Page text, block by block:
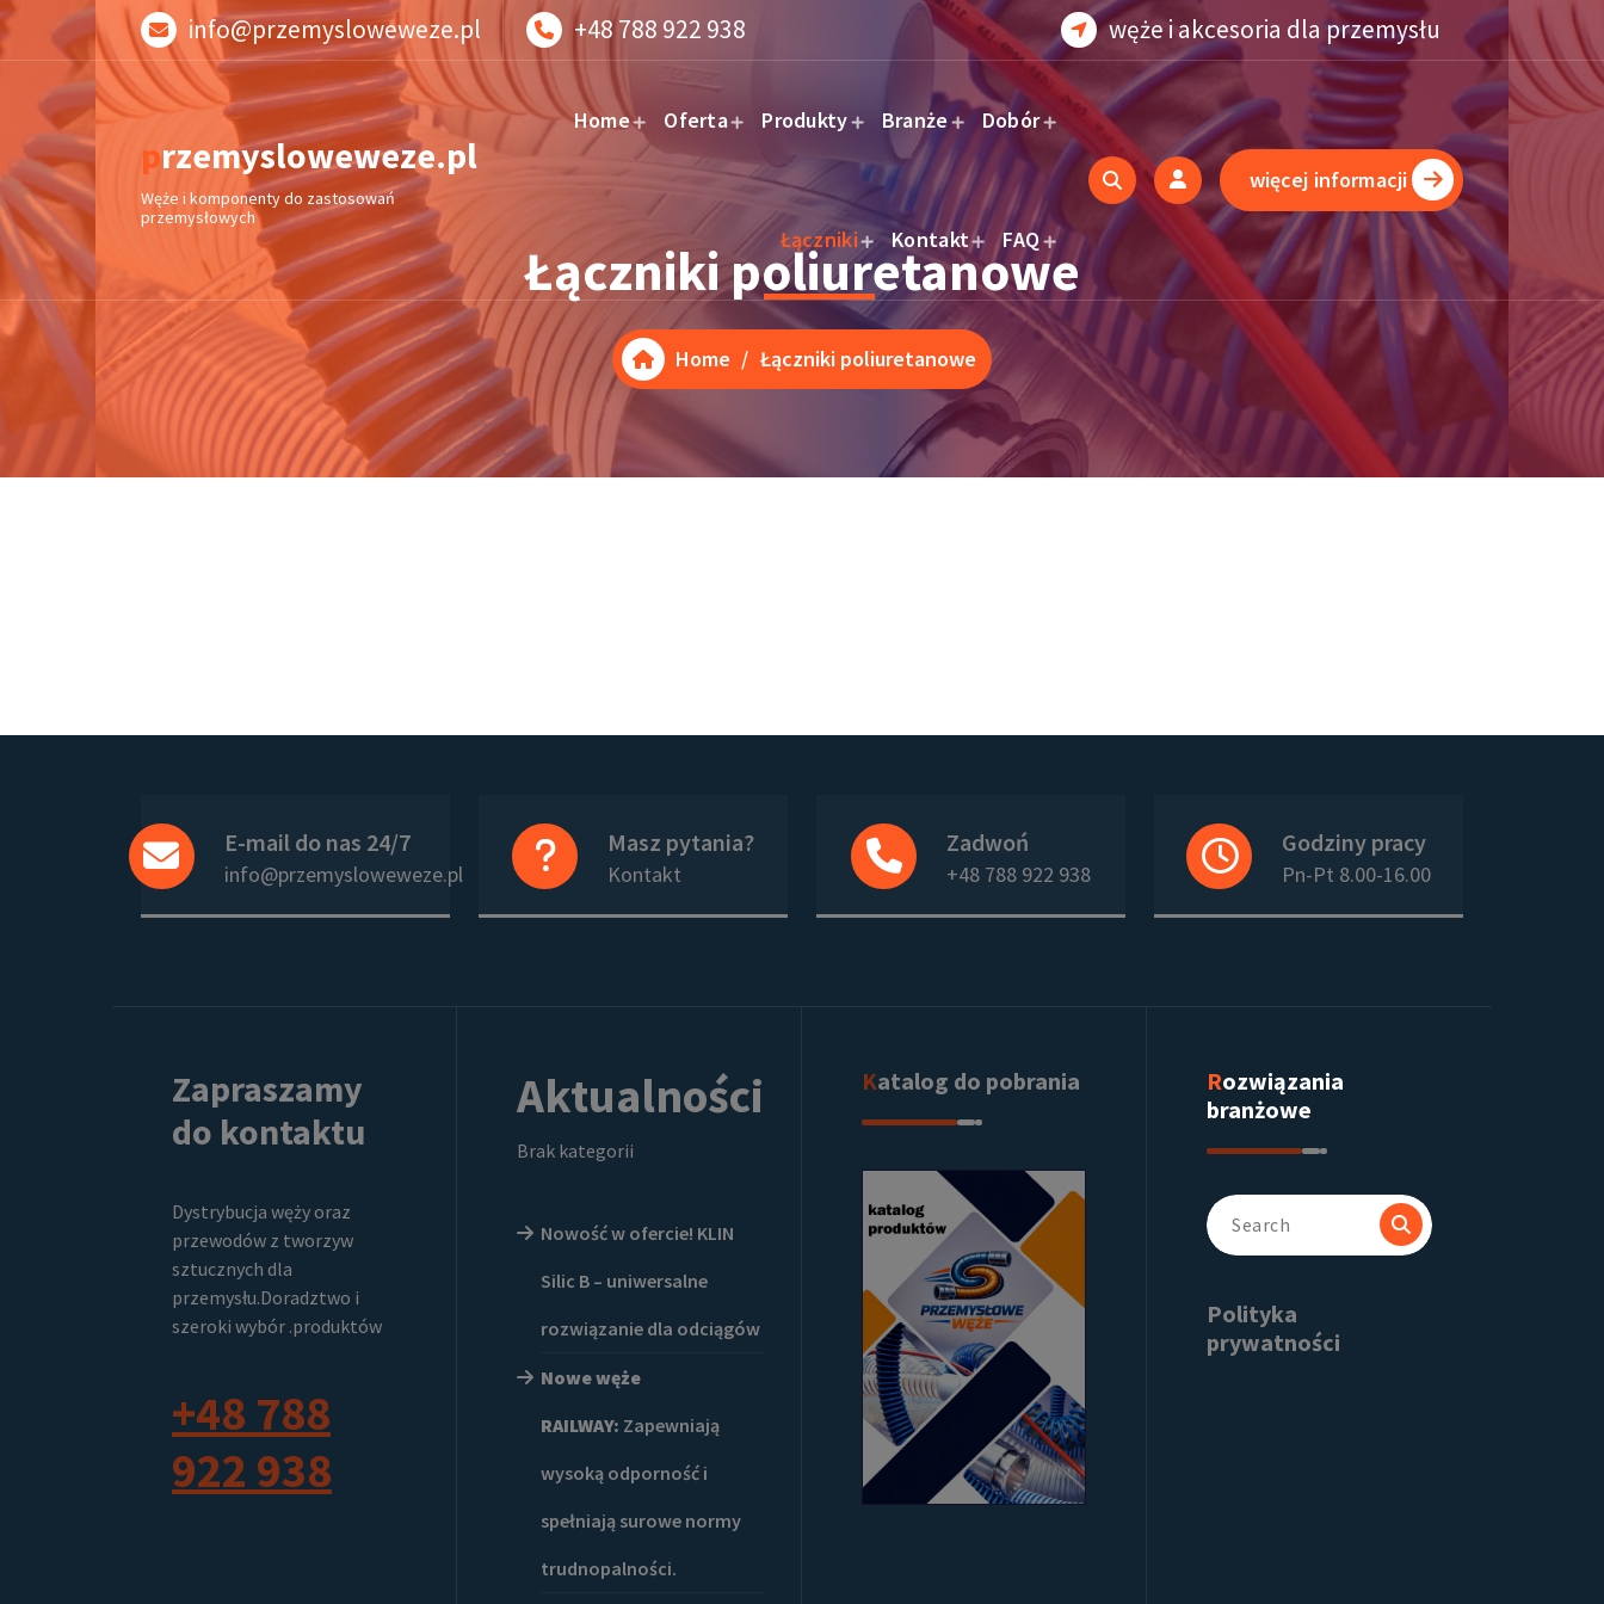
Skip
to
info@przemysloweweze.pl +48 788 922 938 węże i akcesoria dla przemysłu
przemysloweweze.pl
Węże i komponenty do zastosowań
przemysłowych
Home Oferta Produkty Branże Dobór
Łączniki Kontakt FAQ
więcej informacji
Łączniki poliuretanowe
Home / Łączniki poliuretanowe
E-mail do nas 24/7
info@przemysloweweze.pl
Masz pytania?
Kontakt
Zadwoń
+48 788 922 938
Godziny pracy
Pn-Pt 8.00-16.00
Zapraszamy
do kontaktu
Dystrybucja węży oraz
przewodów z tworzyw
sztucznych dla
przemysłu.Doradztwo i
szeroki wybór .produktów
+48 788
922 938
Aktualności
Brak kategorii
Nowość w ofercie! KLIN
Silic B – uniwersalne
rozwiązanie dla odciągów
Nowe węże
RAILWAY: Zapewniają
wysoką odporność i
spełniają surowe normy
trudnopalności.
Katalog do pobrania
Rozwiązania
branżowe
Search
for:
Polityka
prywatności